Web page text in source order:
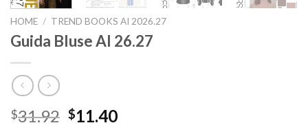
HOME / TREND BOOKS AI 2026.27
Guida Bluse AI 26.27
$31.92 Il
$11.40Il